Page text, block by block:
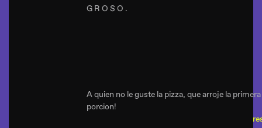
G R O S O .
A quien no le guste la pizza, que arroje la primera
porcion!